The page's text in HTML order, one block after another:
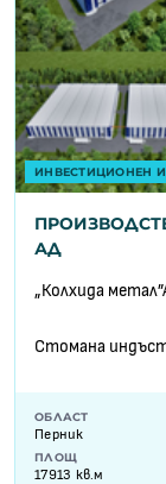
ИНВЕСТИЦИОНЕН
АД
„Колхида
Стомана
ОБЛАСТ
Перник
ПЛОЩ
17913 кв.м